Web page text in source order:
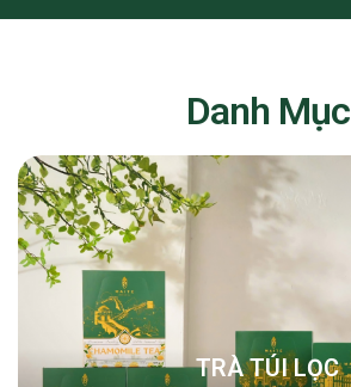
Danh Mục
TRÀ TÚI LỌC